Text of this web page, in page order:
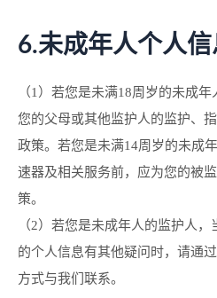
6.未成年人个人
（1）若您是未满18周岁的未成
您的父母或其他监护人的监护、
政策。若您是未满14周岁的未成
速器及相关服务前，应为您的被
策。
（2）若您是未成年人的监护人
的个人信息有其他疑问时，请通
方式与我们联系。